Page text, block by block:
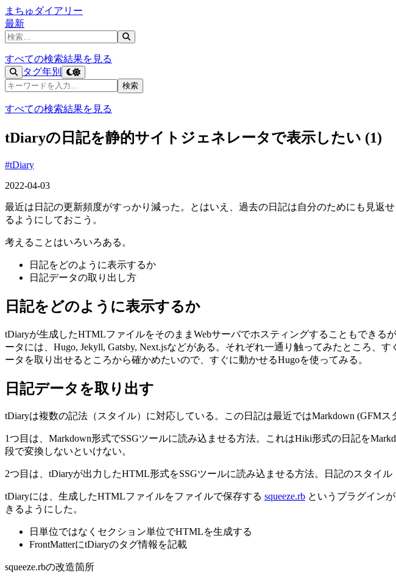
まちゅダイアリー
最新
記事を検索
すべての検索結果を見る
タグ年別
記事を検索
検索
すべての検索結果を見る
tDiaryの日記を静的サイトジェネレータで表示したい (1)
#tDiary
2022-04-03
最近は日記の更新頻度がすっかり減った。とはいえ、過去の日記は自分のためにも見返
るようにしておこう。
考えることはいろいろある。
日記をどのように表示するか
日記データの取り出し方
日記をどのように表示するか
tDiaryが生成したHTMLファイルをそのままWebサーバでホスティングすることもでき
ータには、Hugo, Jekyll, Gatsby, Next.jsなどがある。それぞれ一通り触ってみたところ
ータを取り出せるところから確かめたいので、すぐに動かせるHugoを使ってみる。
日記データを取り出す
tDiaryは複数の記法（スタイル）に対応している。この日記は最近ではMarkdown (GFM
1つ目は、Markdown形式でSSGツールに読み込ませる方法。これはHiki形式の日記を
段で変換しないといけない。
2つ目は、tDiaryが出力したHTML形式をSSGツールに読み込ませる方法。日記のスタイ
tDiaryには、生成したHTMLファイルをファイルで保存する squeeze.rb というプラグイン
きるようにした。
日単位ではなくセクション単位でHTMLを生成する
FrontMatterにtDiaryのタグ情報を記載
squeeze.rbの改造箇所